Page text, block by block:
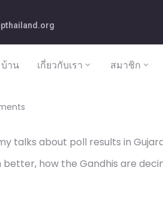
บ้าน เกี่ยวกับเรา สมาชิก
talks about poll results in
how the Gandhis are